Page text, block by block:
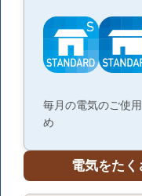
毎月の電気のご使
め
電気をた